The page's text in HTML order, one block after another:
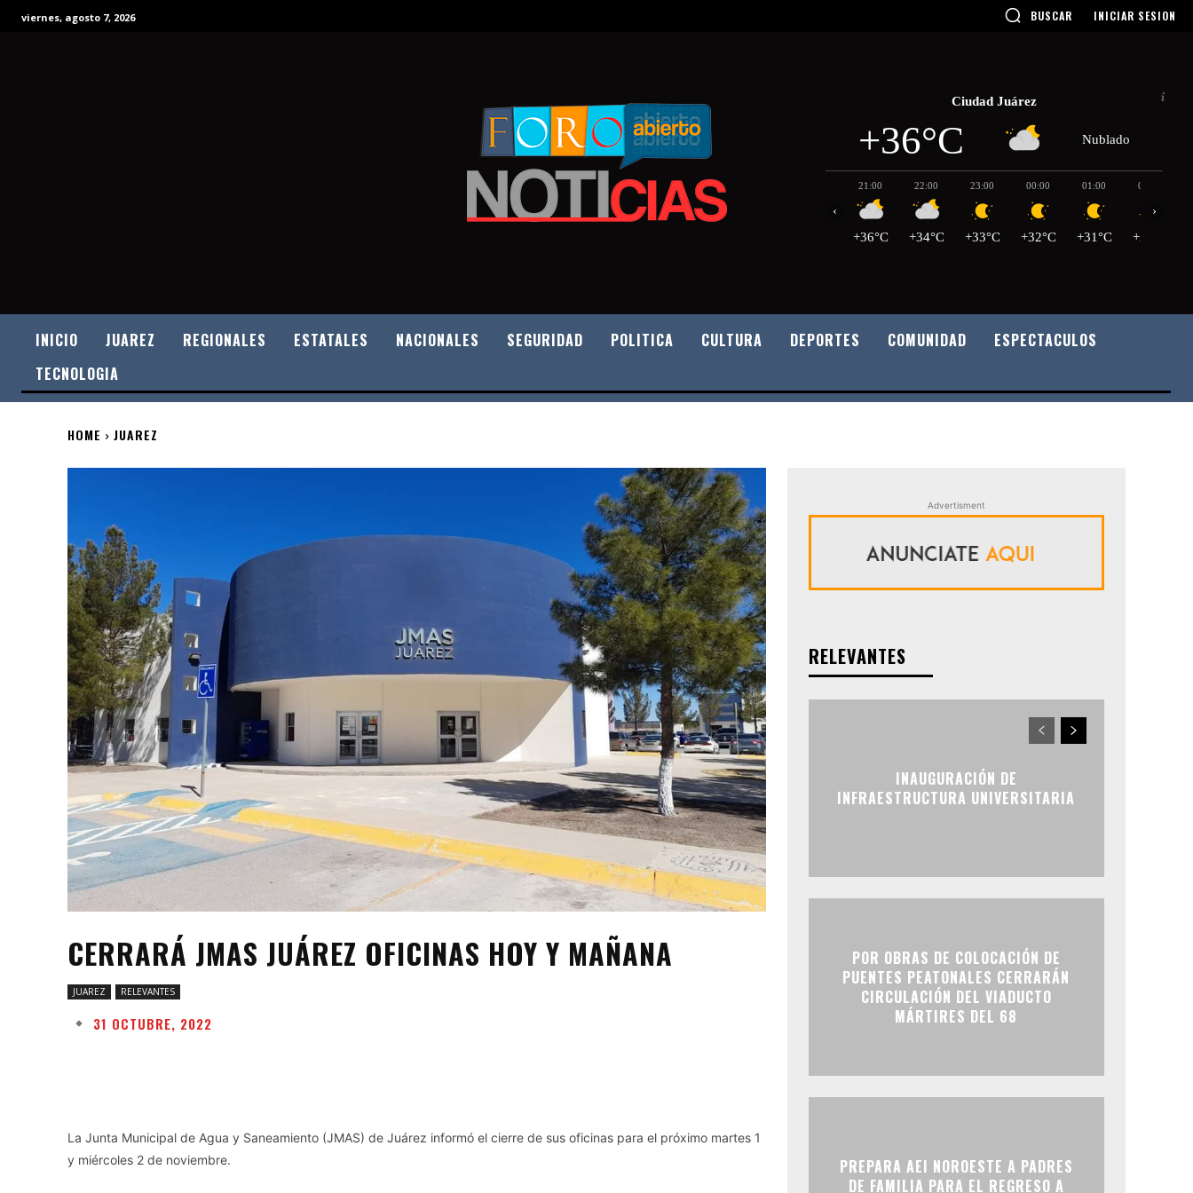
viernes, agosto 7, 2026 BUSCAR INICIAR SESION
Ciudad Juárez
+36°C Nublado
21:00
+36°C
22:00
+34°C
23:00
+33°C
00:00
+32°C
01:00
+31°C
02:00
+29°C
‹ ›
INICIO JUAREZ REGIONALES ESTATALES NACIONALES SEGURIDAD POLITICA CULTURA DEPORTES COMUNIDAD
ESPECTACULOS
TECNOLOGIA
HOME JUAREZ
CERRARÁ JMAS JUÁREZ OFICINAS HOY Y MAÑANA
JUAREZ RELEVANTES
31 OCTUBRE, 2022
La Junta Municipal de Agua y Saneamiento (JMAS) de Juárez informó el cierre de sus oficinas para el próximo martes 1
y miércoles 2 de noviembre.
Advertisment
RELEVANTES
INAUGURACIÓN DE
INFRAESTRUCTURA UNIVERSITARIA
POR OBRAS DE COLOCACIÓN DE
PUENTES PEATONALES CERRARÁN
CIRCULACIÓN DEL VIADUCTO
MÁRTIRES DEL 68
PREPARA AEI NOROESTE A PADRES
DE FAMILIA PARA EL REGRESO A